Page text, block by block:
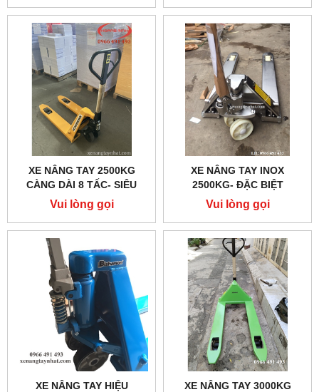
XE NÂNG TAY 2500KG
CÀNG DÀI 8 TẤC- SIÊU
NGẮN
Vui lòng gọi
XE NÂNG TAY INOX
2500KG- ĐẶC BIỆT
Vui lòng gọi
XE NÂNG TAY HIỆU
XE NÂNG TAY 3000KG